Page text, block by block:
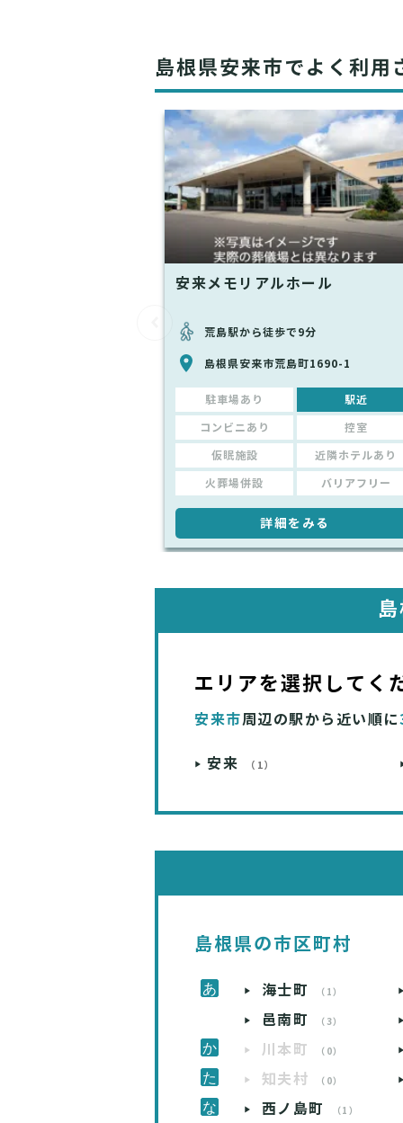
島根県安来市でよく利用
安来メモリアルホール
荒島駅から徒歩で9分
島根県安来市荒島町1690-1
駐車場あり 駅近
コンビニあり 控室
仮眠施設 近隣ホテルあり
火葬場併設 バリアフリー
詳細をみる
エリアを選択してく
安来市周辺の駅から近い順に
安来 （1）
島根県の市区町村
海士町 （1）
邑南町 （3）
川本町 （0）
知夫村 （0）
西ノ島町 （1）